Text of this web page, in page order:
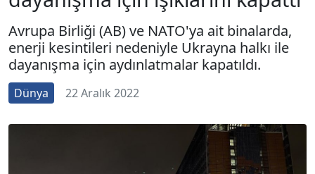
Avrupa Birliği (AB) ve NATO'ya ait binalarda,
enerji kesintileri nedeniyle Ukrayna halkı ile
dayanışma için aydınlatmalar kapatıldı.
Dünya 22 Aralık 2022